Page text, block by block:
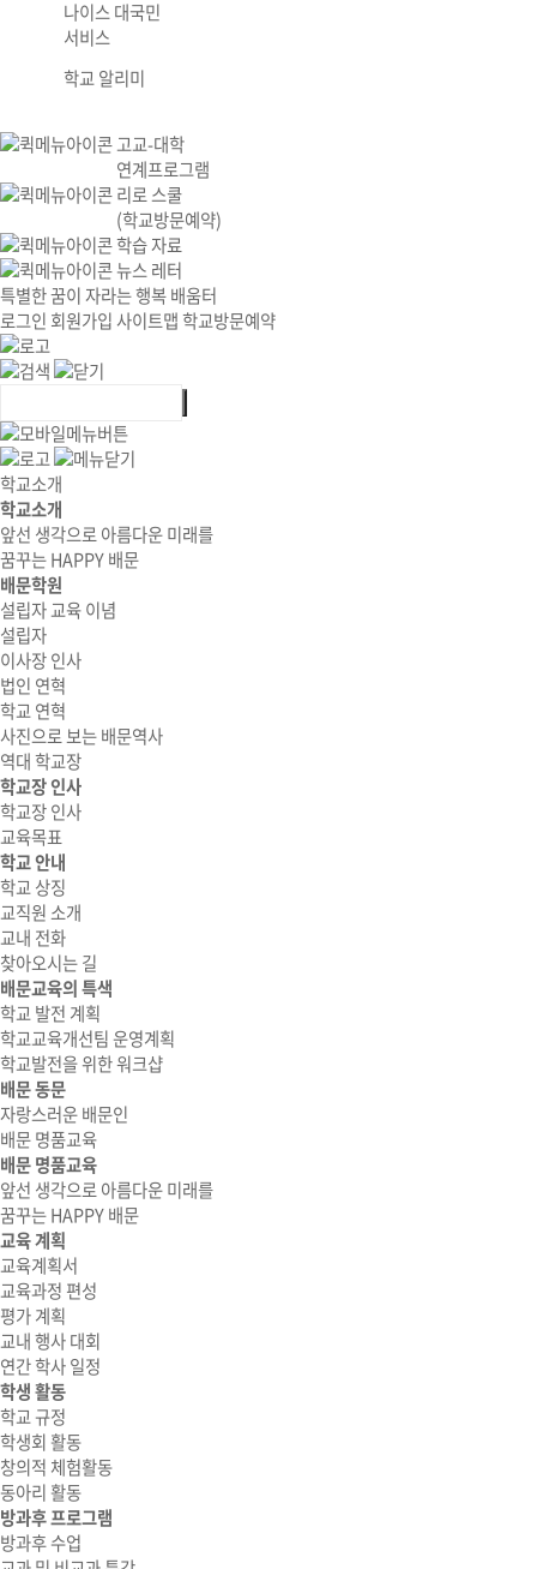
나이스 대국민
서비스
학교 알리미
고교-대학
연계프로그램
리로 스쿨
(학교방문예약)
학습 자료
뉴스 레터
특별한 꿈이 자라는 행복 배움터
로그인 회원가입사이트맵학교방문예약
학교소개
학교소개
앞선 생각으로 아름다운 미래를
꿈꾸는 HAPPY 배문
배문학원
설립자 교육 이념
설립자
이사장 인사
법인 연혁
학교 연혁
사진으로 보는 배문역사
역대 학교장
학교장 인사
학교장 인사
교육목표
학교 안내
학교 상징
교직원 소개
교내 전화
찾아오시는 길
배문교육의 특색
학교 발전 계획
학교교육개선팀 운영계획
학교발전을 위한 워크샵
배문 동문
자랑스러운 배문인
배문 명품교육
배문 명품교육
앞선 생각으로 아름다운 미래를
꿈꾸는 HAPPY 배문
교육 계획
교육계획서
교육과정 편성
평가 계획
교내 행사 대회
연간 학사 일정
학생 활동
학교 규정
학생회 활동
창의적 체험활동
동아리 활동
방과후 프로그램
방과후 수업